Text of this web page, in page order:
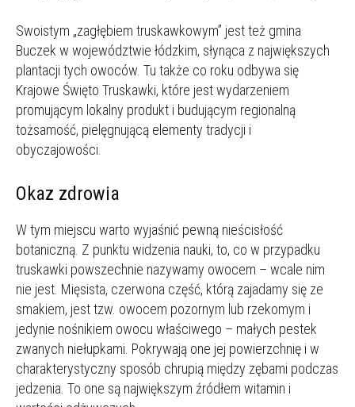
Swoistym „zagłębiem truskawkowym” jest też gmina
Buczek w województwie łódzkim, słynąca z największych
plantacji tych owoców. Tu także co roku odbywa się
Krajowe Święto Truskawki, które jest wydarzeniem
promującym lokalny produkt i budującym regionalną
tożsamość, pielęgnującą elementy tradycji i
obyczajowości.
Okaz zdrowia
W tym miejscu warto wyjaśnić pewną nieścisłość
botaniczną. Z punktu widzenia nauki, to, co w przypadku
truskawki powszechnie nazywamy owocem – wcale nim
nie jest. Mięsista, czerwona część, którą zajadamy się ze
smakiem, jest tzw. owocem pozornym lub rzekomym i
jedynie nośnikiem owocu właściwego – małych pestek
zwanych niełupkami. Pokrywają one jej powierzchnię i w
charakterystyczny sposób chrupią między zębami podczas
jedzenia. To one są największym źródłem witamin i